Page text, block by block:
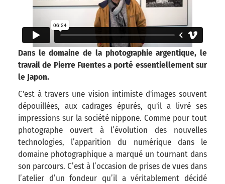
Dans le domaine de la photographie argentique, le
travail de Pierre Fuentes a porté essentiellement sur
le Japon.
C'est à travers une vision intimiste d'images souvent
dépouillées, aux cadrages épurés, qu'il a livré ses
impressions sur la société nippone. Comme pour tout
photographe ouvert à l’évolution des nouvelles
technologies, l’apparition du numérique dans le
domaine photographique a marqué un tournant dans
son parcours. C’est à l’occasion de prises de vues dans
l’atelier d’un fondeur qu’il a véritablement décidé